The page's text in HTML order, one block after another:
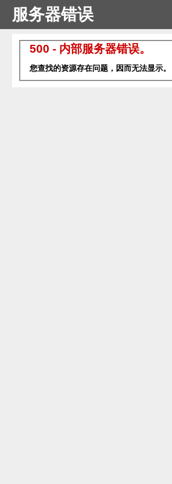
服务器错误
500 - 内部服务器错误。
您查找的资源存在问题，因而无法显示。